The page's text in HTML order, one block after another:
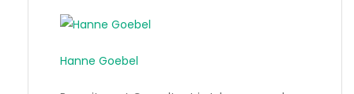
Hanne Goebel